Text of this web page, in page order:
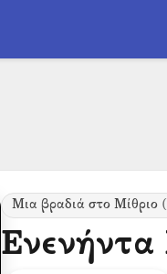
Μια βραδιά στο Μίθριο
Ενενήντα